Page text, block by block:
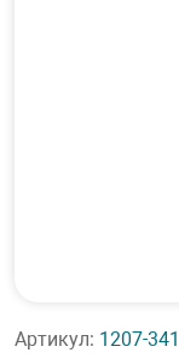
Артикул: 1207-